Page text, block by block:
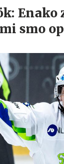
Enako
smo